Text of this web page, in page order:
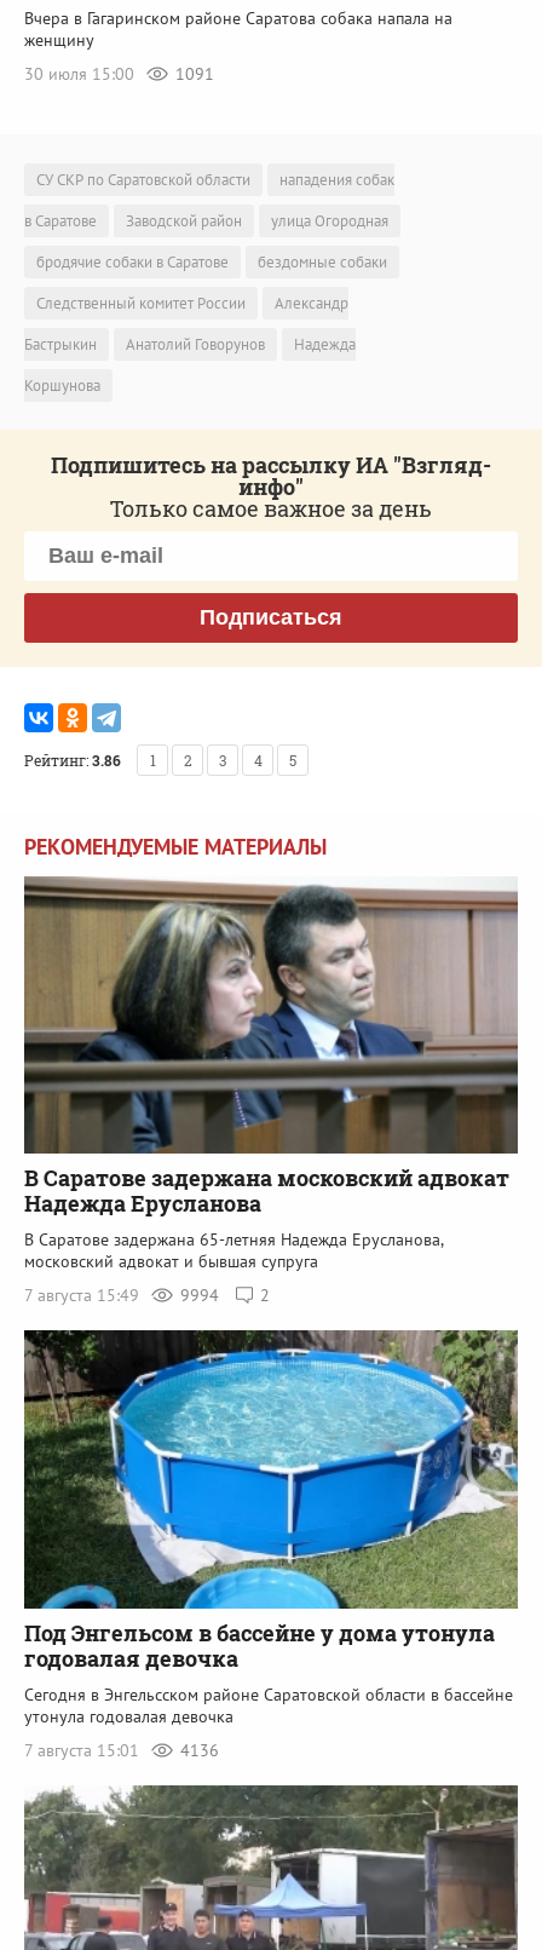
Вчера в Гагаринском районе Саратова собака напала на
женщину
30 июля 15:00
1091
СУ СКР по Саратовской области
нападения собак
в Саратове
Заводской район
улица Огородная
бродячие собаки в Саратове
бездомные собаки
Следственный комитет России
Александр
Бастрыкин
Анатолий Говорунов
Надежда
Коршунова
Подпишитесь на рассылку ИА "Взгляд-
инфо"
Только самое важное за день
Подписаться
Рейтинг:3.86 1 2 3 4 5
РЕКОМЕНДУЕМЫЕ МАТЕРИАЛЫ
В Саратове задержана московский адвокат
Надежда Ерусланова
В Саратове задержана 65-летняя Надежда Ерусланова,
московский адвокат и бывшая супруга
7 августа 15:49
9994 2
Под Энгельсом в бассейне у дома утонула
годовалая девочка
Сегодня в Энгельсском районе Саратовской области в бассейне
утонула годовалая девочка
7 августа 15:01
4136